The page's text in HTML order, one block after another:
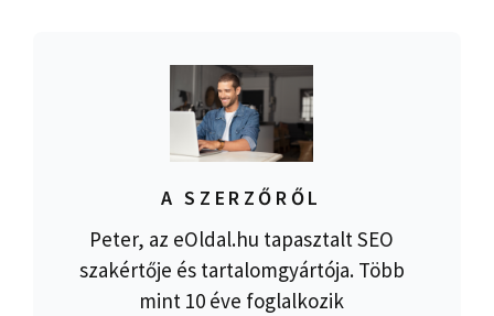
A SZERZŐRŐL
Peter, az eOldal.hu tapasztalt SEO
szakértője és tartalomgyártója. Több
mint 10 éve foglalkozik